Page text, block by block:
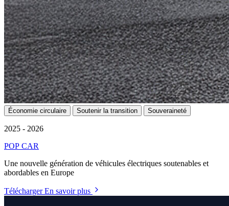
Économie circulaire Soutenir la transition Souveraineté
2025 - 2026
POP CAR
Une nouvelle génération de véhicules électriques soutenables et
abordables en Europe
TéléchargerEn savoir plus